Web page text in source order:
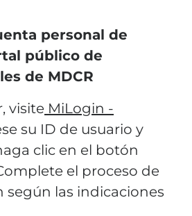
personal de
público de
de MDCR
visite MiLogin -
su ID de usuario y
clic en el botón
el proceso de
según las indicaciones